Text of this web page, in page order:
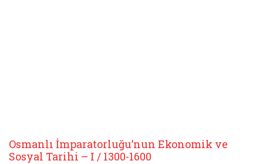
Osmanlı İmparatorluğu’nun Ekonomik ve
Sosyal Tarihi – I / 1300-1600